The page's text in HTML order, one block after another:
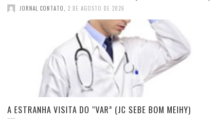
JORNAL CONTATO 2 DE AGOSTO DE 2026
A ESTRANHA VISITA DO “VAR” (JC SEBE BOM MEIHY)